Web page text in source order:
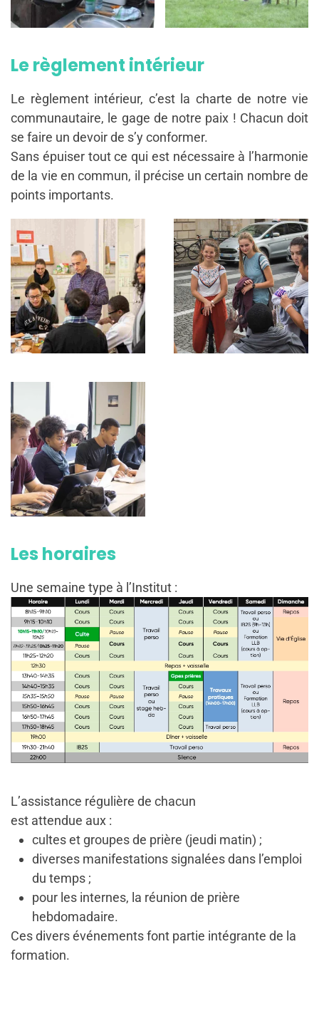
Le règlement intérieur
Le règlement intérieur, c’est la charte de notre vie
communautaire, le gage de notre paix ! Chacun doit
se faire un devoir de s’y conformer.
Sans épuiser tout ce qui est nécessaire à l’harmonie
de la vie en commun, il précise un certain nombre de
points importants.
Les horaires
Une semaine type à l’Institut :
L’assistance régulière de chacun
est attendue aux :
cultes et groupes de prière (jeudi matin) ;
diverses manifestations signalées dans l’emploi
du temps ;
pour les internes, la réunion de prière
hebdomadaire.
Ces divers événements font partie intégrante de la
formation.